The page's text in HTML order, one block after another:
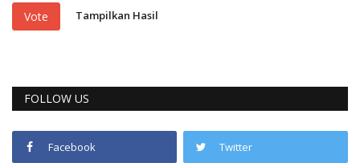
Vote Tampilkan Hasil
FOLLOW US
Facebook Twitter